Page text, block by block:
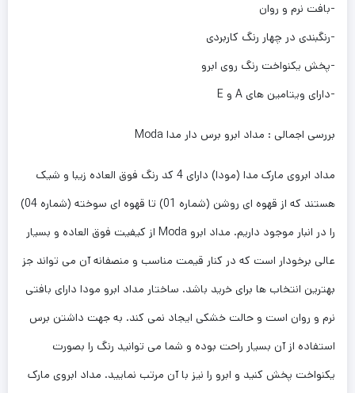
-بافت نرم و روان
-رنگبندی در چهار رنگ کاربردی
-پخش یکنواخت رنگ روی ابرو
-دارای ویتامین های A و E
بررسی اجمالی : مداد ابرو برس دار مدا Moda
مداد ابروی مارک مدا (مودا) دارای 4 کد رنگ فوق العاده زیبا و شیک
هستند که از قهوه ای روشن (شماره 01) تا قهوه ای سوخته (شماره 04)
را در انبار موجود داریم. مداد ابرو Moda از کیفیت فوق العاده و بسیار
عالی برخودار است که در کنار قیمت مناسب و منصفانه آن می تواند جز
بهترین انتخاب ها برای خرید باشد. ساختار مداد ابرو مودا دارای بافتی
نرم و روان است و حالت خشکی ایجاد نمی کند. به جهت داشتن برس
استفاده از آن بسیار راحت بوده و شما می توانید رنگ را بصورت
یکنواخت پخش کنید و ابرو را نیز با آن مرتب نمایید. مداد ابروی مارک